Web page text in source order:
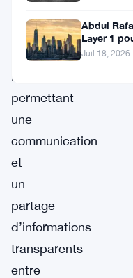
différents
réseaux
blockchain,
permettant
une
communication
et
un
partage
d’informations
transparents
entre
Abdul
Layer 1
de
Juil 18, 2026